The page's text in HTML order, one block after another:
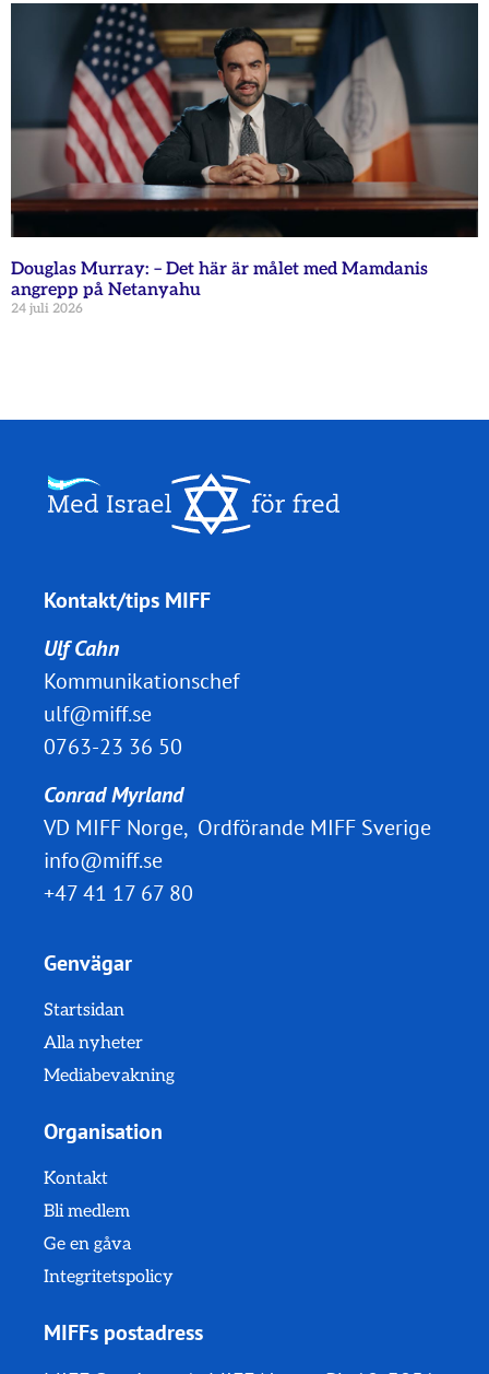
Douglas Murray: – Det här är målet med Mamdanis
angrepp på Netanyahu
24 juli 2026
Kontakt/tips MIFF
Ulf Cahn
Kommunikationschef
ulf@miff.se
0763-23 36 50
Conrad Myrland
VD MIFF Norge, Ordförande MIFF Sverige
info@miff.se
+47 41 17 67 80
Genvägar
Startsidan
Alla nyheter
Mediabevakning
Organisation
Kontakt
Bli medlem
Ge en gåva
Integritetspolicy
MIFFs postadress